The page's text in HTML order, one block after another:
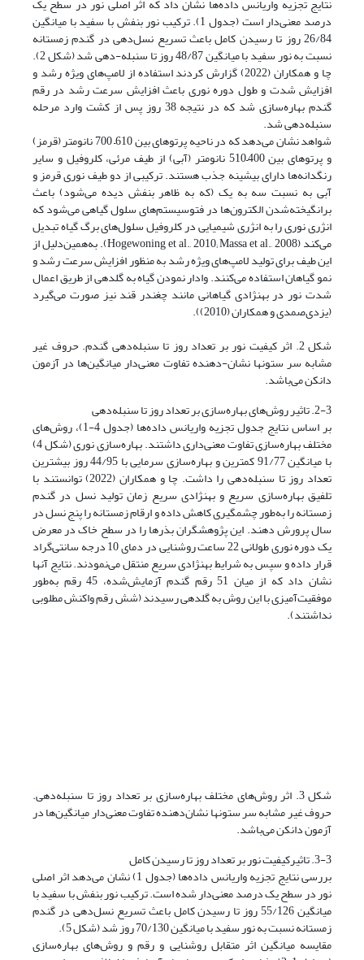
نتایج تجزیه واریانس داده‌ها نشان داد که اثر اصلی نور در سطح یک
درصد معنی‌دار است (جدول 1). ترکیب نور بنفش با سفید با میانگین
26/84 روز تا رسیدن کامل باعث تسریع نسل‌دهی در گندم زمستانه
نسبت به نور سفید با میانگین 48/87 روز تا سنبله-دهی شد (شکل 2).
چا و همکاران (2022) گزارش کردند استفاده از لامپ‌های ویژه رشد و
افزایش شدت و طول دوره نوری باعث افزایش سرعت رشد در رقم
گندم بهاره‌سازی شد که در نتیجه 38 روز پس از کشت وارد مرحله
سنبله‌دهی شد.
شواهد نشان می‌دهد که در ناحیه پرتوهای بین 610– 700 نانومتر (قرمز)
و پرتوهای بین 400–510 نانومتر (آبی) از طیف مرئی، کلروفیل و سایر
رنگدانه‌ها دارای بیشینه جذب هستند. ترکیبی از دو طیف نوری قرمز و
آبی به نسبت سه به یک (که به ظاهر بنفش دیده می‌شود) باعث
برانگیخته‌شدن الکترون‌ها در فتوسیستم‌های سلول گیاهی می‌شود که
انژری نوری را به انژری شیمیایی در کلروفیل سلول‌های برگ گیاه تبدیل
می‌کند (Hogewoning et al., 2010; Massa et al., 2008). به‌همین‌دلیل از
این طیف برای تولید لامپ‌های ویژه رشد به منظور افزایش سرعت رشد و
نمو گیاهان استفاده می‌کنند. وادار نمودن گیاه به گلدهی از طریق اعمال
شدت نور در بهنژادی گیاهانی مانند چغندر قند نیز صورت می‌گیرد
(یزدی‌صمدی و همکاران (2010)).
شکل 2. اثر کیفیت نور بر تعداد روز تا سنبله‌دهی گندم. حروف غیر
مشابه سر ستونها نشان-دهنده تفاوت معنی‌دار میانگین‌ها در آزمون
دانکن می‌باشد.
2-3. تاثیر روش‌های بهاره‌سازی بر تعداد روز تا سنبله‌دهی
بر اساس نتایج جدول تجزیه واریانس داده‌ها (جدول 4-1)، روش‌های
مختلف بهاره‌سازی تفاوت معنی‌داری داشتند. بهاره‌سازی نوری (شکل 4)
با میانگین 91/77 کمترین و بهاره‌سازی سرمایی با 44/95 روز بیشترین
تعداد روز تا سنبله‌دهی را داشت. چا و همکاران (2022) توانستند با
تلفیق بهاره‌سازی سریع و بهنژادی سریع زمان تولید نسل در گندم
زمستانه را به‌طور چشمگیری کاهش داده و ارقام زمستانه را پنج نسل در
سال پرورش دهند. این پژوهشگران بذرها را در سطح خاک در معرض
یک دوره نوری طولانی 22 ساعت روشنایی در دمای 10 درجه سانتی‌گراد
قرار داده و سپس به شرایط بهنژادی سریع منتقل می‌نمودند. نتایج آنها
نشان داد که از میان 51 رقم گندم آزمایش‌شده، 45 رقم به‌طور
موفقیت‌آمیزی با این روش به گلدهی رسیدند (شش رقم واکنش مطلوبی
نداشتند).
شکل 3. اثر روش‌های مختلف بهاره‌سازی بر تعداد روز تا سنبله‌دهی.
حروف غیر مشابه سر ستونها نشان‌دهنده تفاوت معنی‌دار میانگین‌ها در
آزمون دانکن می‌باشد.
3-3. تاثیرکیفیت نور بر تعداد روز تا رسیدن کامل
بررسی نتایج تجزیه واریانس داده‌ها (جدول 1) نشان می‌دهد اثر اصلی
نور در سطح یک درصد معنی‌دار شده است. ترکیب نور بنفش با سفید با
میانگین 55/126 روز تا رسیدن کامل باعث تسریع نسل‌دهی در گندم
زمستانه نسبت به نور سفید با میانگین 70/130 روز شد (شکل 5).
مقایسه میانگین اثر متقابل روشنایی و رقم و روش‌های بهاره‌سازی